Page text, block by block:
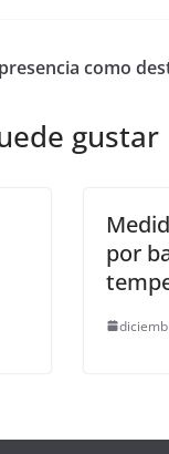
e
g
gr
m
p
tir
como
gustar
por